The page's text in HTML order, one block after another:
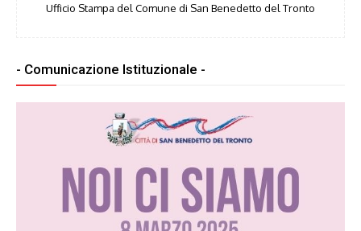
Ufficio Stampa del Comune di San Benedetto del Tronto
- Comunicazione Istituzionale -